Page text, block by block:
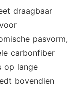
draagbaar
pasvorm,
carbonfiber
op lange
bovendien